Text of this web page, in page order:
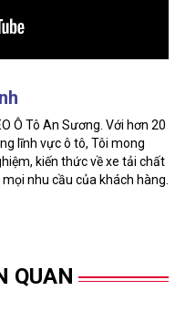
Ô Tô An Sương. Với hơn 20
lĩnh vực ô tô, Tôi mong
kiến thức về xe tải chất
nhu cầu của khách hàng.
QUAN